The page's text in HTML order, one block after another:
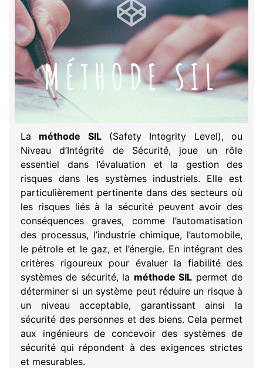
MÉTHODE SIL
La méthode SIL(Safety Integrity Level), ou
Niveau d’Intégrité de Sécurité, joue un rôle
essentiel dans l’évaluation et la gestion des
risques dans les systèmes industriels. Elle est
particulièrement pertinente dans des secteurs où
les risques liés à la sécurité peuvent avoir des
conséquences graves, comme l’automatisation
des processus, l’industrie chimique, l’automobile,
le pétrole et le gaz, et l’énergie. En intégrant des
critères rigoureux pour évaluer la fiabilité des
systèmes de sécurité, la méthode SIL permet de
déterminer si un système peut réduire un risque à
un niveau acceptable, garantissant ainsi la
sécurité des personnes et des biens. Cela permet
aux ingénieurs de concevoir des systèmes de
sécurité qui répondent à des exigences strictes
et mesurables.